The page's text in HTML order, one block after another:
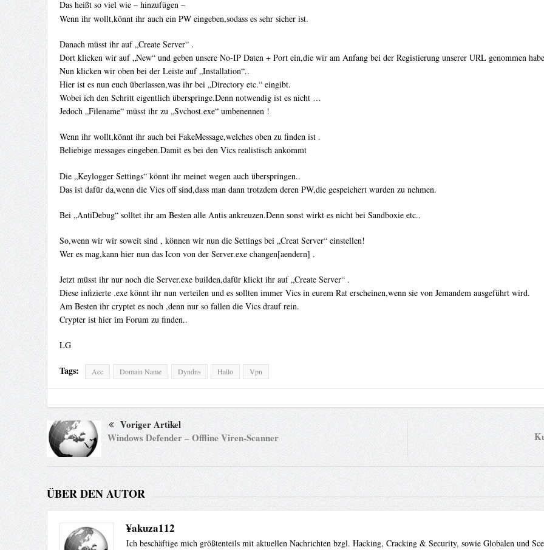
Das heißt so viel wie – hinzufügen –
Wenn ihr wollt,könnt ihr auch ein PW eingeben,sodass es sehr sicher ist.
Danach müsst ihr auf „Create Server“ .
Dort klicken wir auf „New“ und geben unsere No-IP Daten + Port ein,die wir am Anfang bei der Registierung unserer URL genommen
Nun klicken wir oben bei der Leiste auf „Installation“..
Hier ist es nun euch überlassen,was ihr bei „Directory etc.“ eingibt.
Wobei ich den Schritt eigentlich überspringe.Denn notwendig ist es nicht …
Jedoch „Filename“ müsst ihr zu „Svchost.exe“ umbenennen !
Wenn ihr wollt,könnt ihr auch bei FakeMessage,welches oben zu finden ist .
Beliebige messages eingeben.Damit es bei den Vics realistisch ankommt
Die „Keylogger Settings“ könnt ihr meinet wegen auch überspringen..
Das ist dafür da,wenn die Vics off sind,dass man dann trotzdem deren PW,die gespeichert wurden zu nehmen.
Bei „AntiDebug“ solltet ihr am Besten alle Antis ankreuzen.Denn sonst wirkt es nicht bei Sandboxie etc..
So,wenn wir wir soweit sind , können wir nun die Settings bei „Creat Server“ einstellen!
Wer es mag,kann hier nun das Icon von der Server.exe changen[aendern] .
Jetzt müsst ihr nur noch die Server.exe builden,dafür klickt ihr auf „Create Server“ .
Diese infizierte .exe könnt ihr nun verteilen und es sollten immer Vics in eurem Rat erscheinen,wenn sie von Jemandem ausgeführt wird.
Am Besten ihr cryptet es noch ,denn nur so fallen die Vics drauf rein.
Crypter ist hier im Forum zu finden..
LG
Tags: Acc Domain Name Dyndns Hallo Vpn
Voriger Artikel
Windows Defender – Offline Viren-Scanner
ÜBER DEN AUTOR
¥akuza112
Ich beschäftige mich größtenteils mit aktuellen Nachrichten bzgl. Hacking, Cracking & Security, sowie Globalen und